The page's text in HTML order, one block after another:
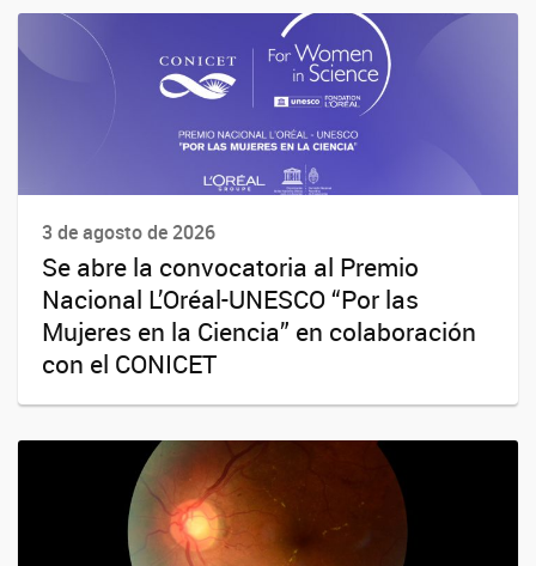
3 de agosto de 2026
Se abre la convocatoria al Premio
Nacional L’Oréal-UNESCO “Por las
Mujeres en la Ciencia” en colaboración
con el CONICET